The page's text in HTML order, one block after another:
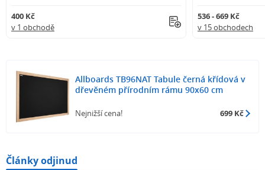
400 Kč
v 1 obchodě
536 - 669 Kč
v 15 obchodech
Allboards TB96NAT Tabule černá křídová v
dřevěném přírodním rámu 90x60 cm
Nejnižší cena! 699 Kč
Články odjinud